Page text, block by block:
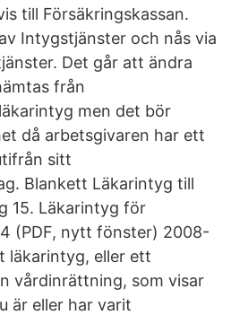
till Försäkringskassan.
Intygstjänster och nås via
Det går att ändra
från
men det bör
då arbetsgivaren har ett
sitt
Blankett Läkarintyg till
15. Läkarintyg för
(PDF, nytt fönster) 2008-
läkarintyg, eller ett
vårdinrättning, som visar
är eller har varit